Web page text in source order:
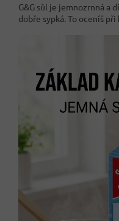
G&G sůl je jemnozrnná a
dobře sypká. To oceníš při